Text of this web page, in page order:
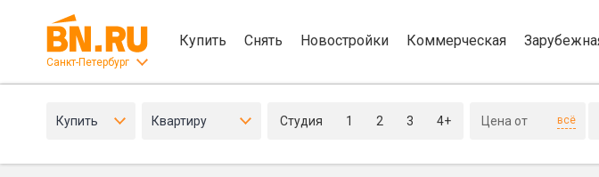
Санкт-Петербург
Купить Снять Новостройки Коммерческая
Купить Квартиру Студия 1 2 3 4+ всё